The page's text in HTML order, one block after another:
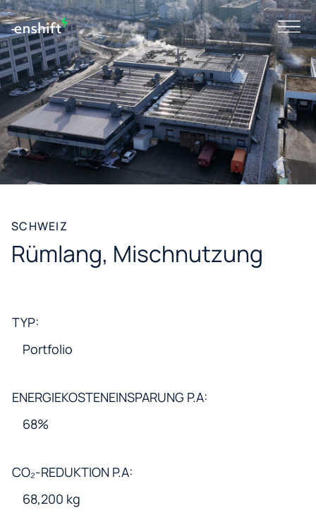
SCHWEIZ
Rümlang, Mischnutzung
TYP:
Portfolio
ENERGIEKOSTENEINSPARUNG P.A:
68%
CO₂-REDUKTION P.A:
68,200 kg